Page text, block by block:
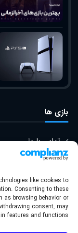
like cookies to
Consenting to these
browsing behavior or
consent, may
features and functions.
بازی ها
تماس با ما
درباره ما
© کپی